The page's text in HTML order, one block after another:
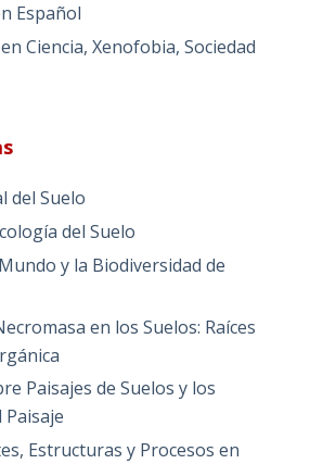
Español
en Ciencia, Xenofobia, Sociedad
del Suelo
del Suelo
y la Biodiversidad de
en los Suelos: Raíces
Paisajes de Suelos y los
Paisaje
Estructuras y Procesos en